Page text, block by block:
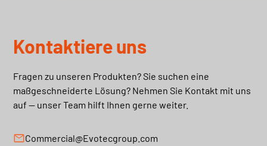
Kontaktiere uns
Fragen zu unseren Produkten? Sie suchen eine
maßgeschneiderte Lösung? Nehmen Sie Kontakt mit uns
auf — unser Team hilft Ihnen gerne weiter.
Commercial@Evotecgroup.com